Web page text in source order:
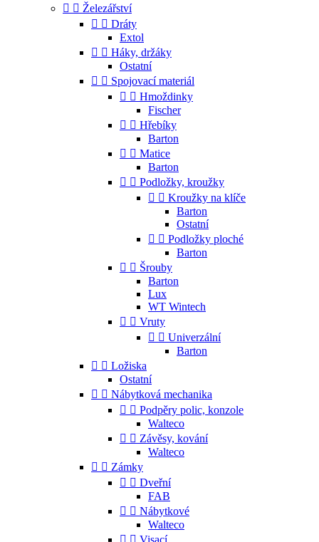
  Železářství
  Dráty
Extol
  Háky, držáky
Ostatní
  Spojovací materiál
  Hmoždinky
Fischer
  Hřebíky
Barton
  Matice
Barton
  Podložky, kroužky
  Kroužky na klíče
Barton
Ostatní
  Podložky ploché
Barton
  Šrouby
Barton
Lux
WT Wintech
  Vruty
  Univerzální
Barton
  Ložiska
Ostatní
  Nábytková mechanika
  Podpěry polic, konzole
Walteco
  Závěsy, kování
Walteco
  Zámky
  Dveřní
FAB
  Nábytkové
Walteco
  Visací